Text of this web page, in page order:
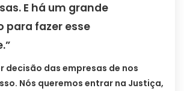
E há um grande
para fazer esse
decisão das empresas de nos
Nós queremos entrar na Justiça,